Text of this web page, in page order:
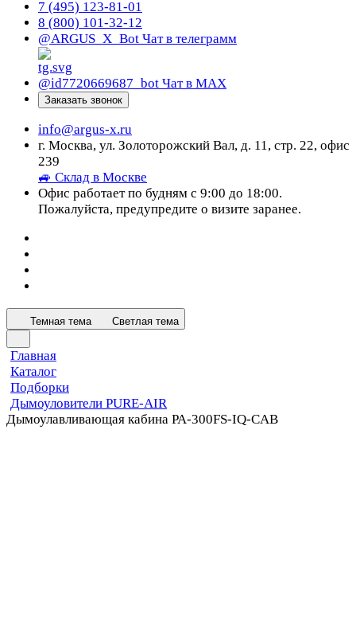
7 (495) 123-81-01
8 (800) 101-32-12
@ARGUS_X_Bot Чат в телеграмм
@id7720669687_bot Чат в МАХ
Заказать звонок
info@argus-x.ru
г. Москва, ул. Золоторожский Вал, д. 11, стр. 22, офис
239
🚙 Склад в Москве
Офис работает по будням с 9:00 до 18:00.
Пожалуйста, предупредите о визите заранее.
Темная тема Светлая тема
Главная
Каталог
Подборки
Дымоуловители PURE-AIR
Дымоулавливающая кабина PA-300FS-IQ-CAB